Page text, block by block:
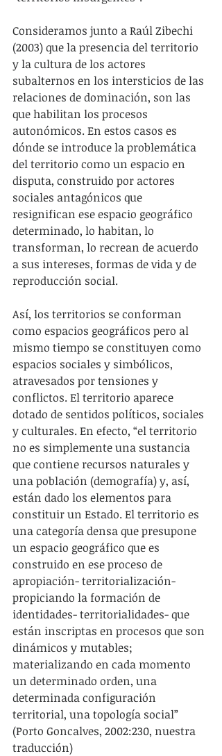
Consideramos junto a Raúl Zibechi
(2003) que la presencia del territorio
y la cultura de los actores
subalternos en los intersticios de las
relaciones de dominación, son las
que habilitan los procesos
autonómicos. En estos casos es
dónde se introduce la problemática
del territorio como un espacio en
disputa, construido por actores
sociales antagónicos que
resignifican ese espacio geográfico
determinado, lo habitan, lo
transforman, lo recrean de acuerdo
a sus intereses, formas de vida y de
reproducción social.
Así, los territorios se conforman
como espacios geográficos pero al
mismo tiempo se constituyen como
espacios sociales y simbólicos,
atravesados por tensiones y
conflictos. El territorio aparece
dotado de sentidos políticos, sociales
y culturales. En efecto, “el territorio
no es simplemente una sustancia
que contiene recursos naturales y
una población (demografía) y, así,
están dado los elementos para
constituir un Estado. El territorio es
una categoría densa que presupone
un espacio geográfico que es
construido en ese proceso de
apropiación- territorialización-
propiciando la formación de
identidades- territorialidades- que
están inscriptas en procesos que son
dinámicos y mutables;
materializando en cada momento
un determinado orden, una
determinada configuración
territorial, una topología social”
(Porto Goncalves, 2002:230, nuestra
traducción)